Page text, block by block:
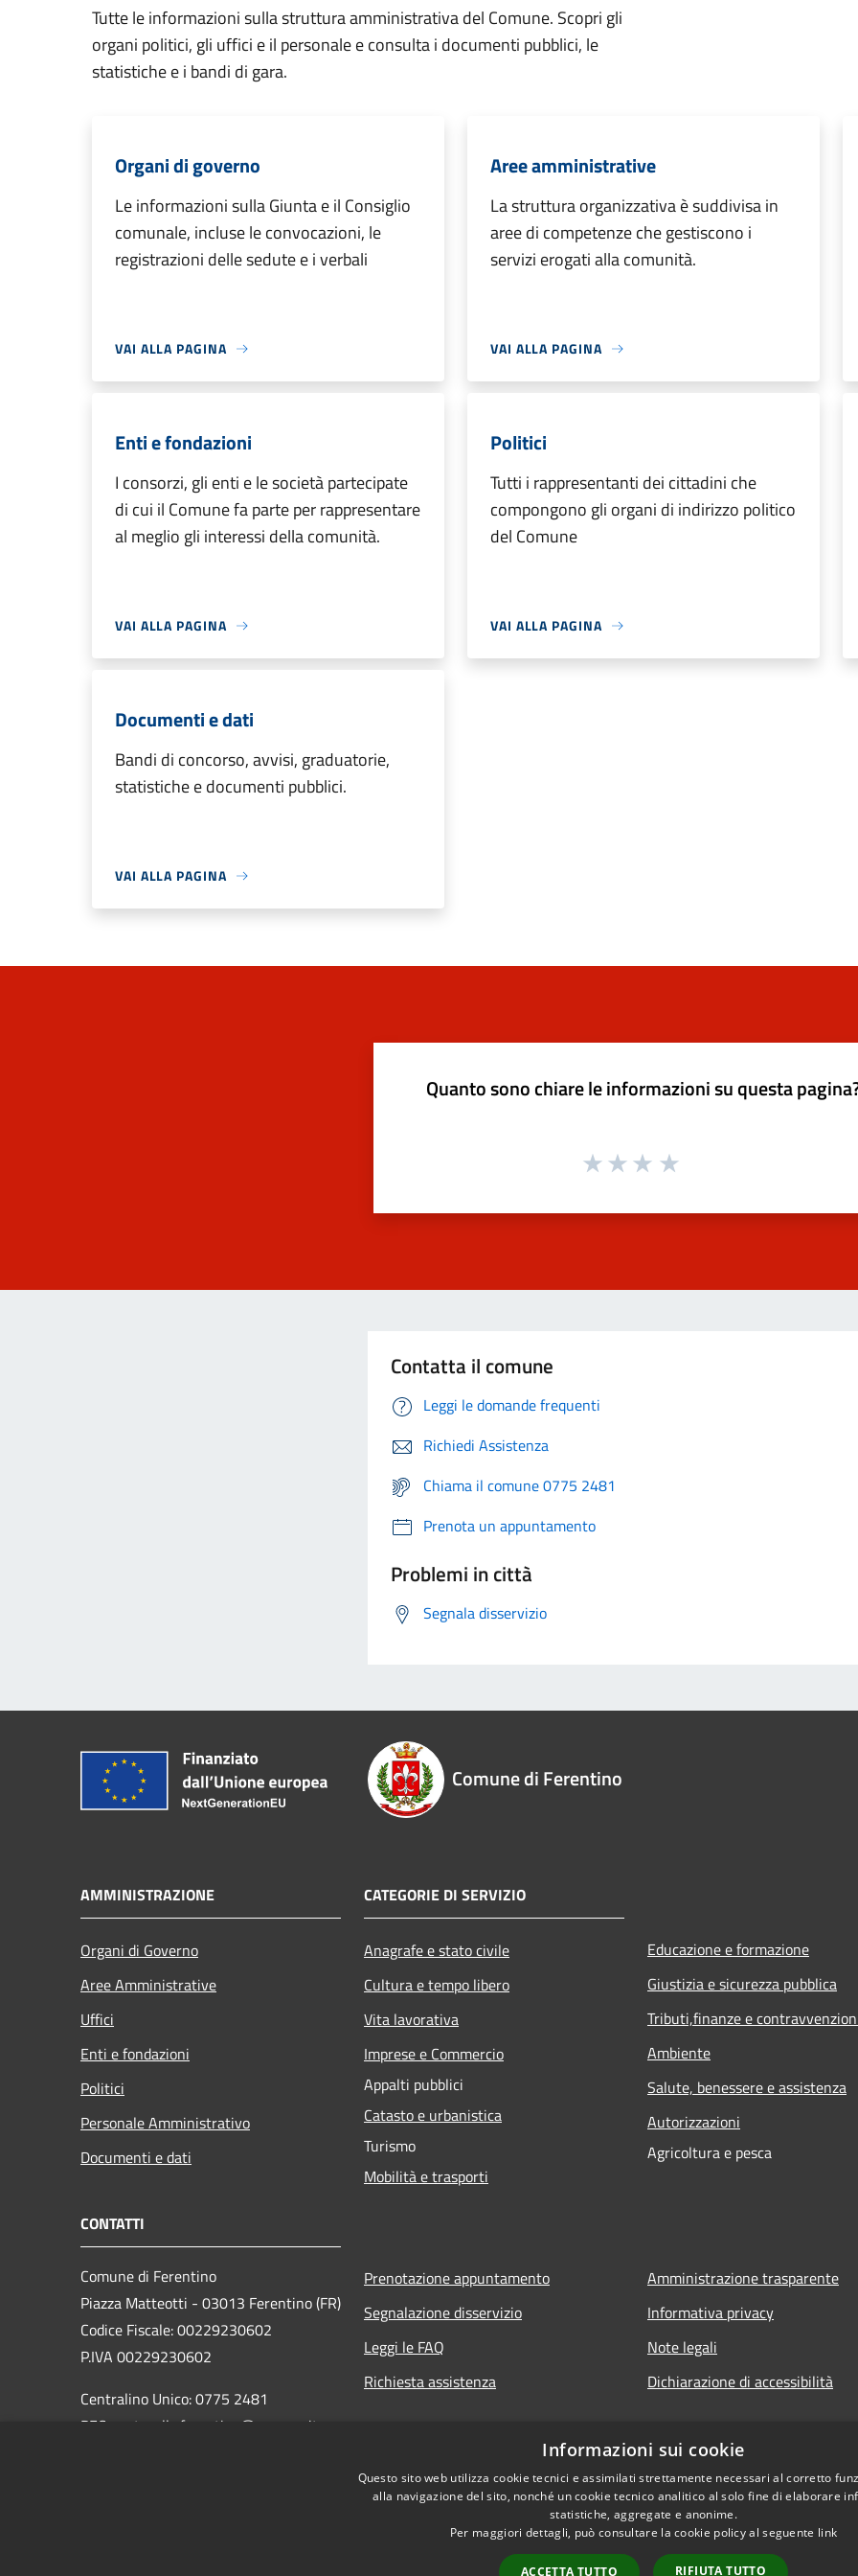
Tutte le informazioni sulla struttura amministrativa del Comune. Scopri gli
organi politici, gli uffici e il personale e consulta i documenti pubblici, le
statistiche e i bandi di gara.
Organi di governo
Le informazioni sulla Giunta e il Consiglio
comunale, incluse le convocazioni, le
registrazioni delle sedute e i verbali
VAI ALLA PAGINA
Aree amministrative
La struttura organizzativa è suddivisa in
aree di competenze che gestiscono i
servizi erogati alla comunità.
VAI ALLA PAGINA
Enti e fondazioni
I consorzi, gli enti e le società partecipate
di cui il Comune fa parte per rappresentare
al meglio gli interessi della comunità.
VAI ALLA PAGINA
Politici
Tutti i rappresentanti dei cittadini che
compongono gli organi di indirizzo politico
del Comune
VAI ALLA PAGINA
Documenti e dati
Bandi di concorso, avvisi, graduatorie,
statistiche e documenti pubblici.
VAI ALLA PAGINA
Quanto sono chiare le informazioni su questa
Contatta il comune
Leggi le domande frequenti
Richiedi Assistenza
Chiama il comune 0775 2481
Prenota un appuntamento
Problemi in città
Segnala disservizio
Comune di Ferentino
AMMINISTRAZIONE
Organi di Governo
Aree Amministrative
Uffici
Enti e fondazioni
Politici
Personale Amministrativo
Documenti e dati
CATEGORIE DI SERVIZIO
Anagrafe e stato civile
Cultura e tempo libero
Vita lavorativa
Imprese e Commercio
Appalti pubblici
Catasto e urbanistica
Turismo
Mobilità e trasporti
Educazione e formazione
Giustizia e sicurezza pubblica
Tributi,finanze e
Ambiente
Salute, benessere e assistenza
Autorizzazioni
Agricoltura e pesca
CONTATTI
Comune di Ferentino
Piazza Matteotti - 03013 Ferentino (FR)
Codice Fiscale: 00229230602
P.IVA 00229230602
Centralino Unico: 0775 2481
PEC: protocollo.ferentino@pec-cap.it
Prenotazione appuntamento
Segnalazione disservizio
Leggi le FAQ
Richiesta assistenza
Amministrazione trasparente
Informativa privacy
Note legali
Dichiarazione di accessibilità
Informazioni sui cookie
Questo sito web utilizza cookie tecnici e assimilati strettamente necessari al corretto
alla navigazione del sito, nonché un cookie tecnico analitico al solo fine di elaborare
statistiche, aggregate e anonime.
Per maggiori dettagli, può consultare la cookie policy al seguente link
ACCETTA TUTTO RIFIUTA TUTTO